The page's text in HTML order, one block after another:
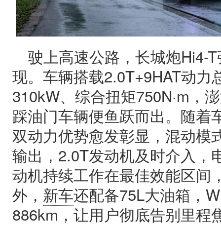
驶上高速公路，长城炮Hi4-
现。车辆搭载2.0T+9HAT动力
310kW、综合扭矩750N·m，
踩油门车辆便鱼跃而出。随着
双动力优势愈发彰显，混动模
输出，2.0T发动机及时介入，
动机持续工作在最佳效能区间
外， 新车还配备75L大油箱，
886km，让用户彻底告别里程